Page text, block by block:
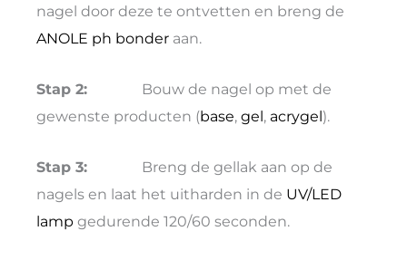
nagel door deze te ontvetten en breng de
ANOLE ph bonder aan.
Stap 2: Bouw de nagel op met de
gewenste producten (base, gel, acrygel).
Stap 3: Breng de gellak aan op de
nagels en laat het uitharden in de UV/LED
lamp gedurende 120/60 seconden.